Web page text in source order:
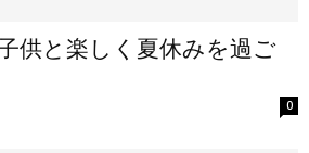
供と楽しく夏休みを過ご
0